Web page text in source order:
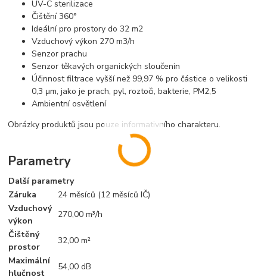
UV-C sterilizace
Čištění 360°
Ideální pro prostory do 32 m2
Vzduchový výkon 270 m3/h
Senzor prachu
Senzor těkavých organických sloučenin
Účinnost filtrace vyšší než 99,97 % pro částice o velikosti
0,3 μm, jako je prach, pyl, roztoči, bakterie, PM2,5
Ambientní osvětlení
Obrázky produktů jsou pouze informativního charakteru.
Parametry
Další parametry
Záruka
24 měsíců (12 měsíců IČ)
Vzduchový
výkon
270,00 m³/h
Čištěný
prostor
32,00 m²
Maximální
hlučnost
54,00 dB